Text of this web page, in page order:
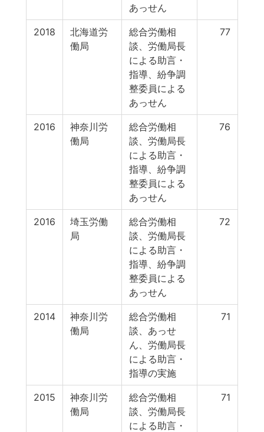
あっせん
2018
北海道労
働局
総合労働相
談、労働局長
による助言・
指導、紛争調
整委員による
あっせん
77
2016
神奈川労
働局
総合労働相
談、労働局長
による助言・
指導、紛争調
整委員による
あっせん
76
2016
埼玉労働
局
総合労働相
談、労働局長
による助言・
指導、紛争調
整委員による
あっせん
72
2014
神奈川労
働局
総合労働相
談、あっせ
ん、労働局長
による助言・
指導の実施
71
2015
神奈川労
働局
総合労働相
談、労働局長
による助言・
71